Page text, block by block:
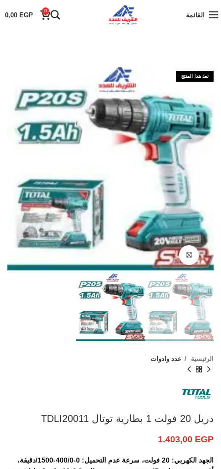
القائمة
0
0,00 EGP
نفذ هذا المنتج
Click to enlarge
الرئيسية عدد وادوات
دريل 20 فولت 1 بطارية توتال TDLI20011
1.403,00 EGP
الجهد الكهربي: 20 فولت، سرعة عدم التحميل: 0-400/0-1500/دقيقة،